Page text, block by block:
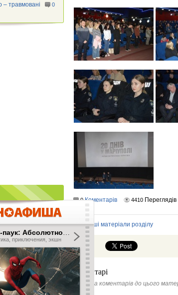
0 Коментарів 4410 Переглядів
Інші матеріали розділу
Коментарі
Ще нема коментарів до цього
– травмовані
0